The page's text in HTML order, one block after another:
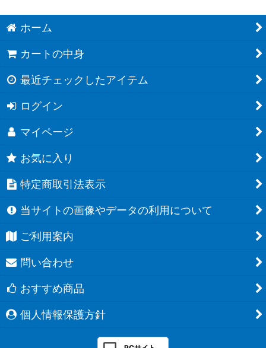
ホーム
カートの中身
最近チェックしたアイテム
ログイン
マイページ
お気に入り
特定商取引法表示
当サイトの画像やデータの利用について
ご利用案内
問い合わせ
おすすめ商品
個人情報保護方針